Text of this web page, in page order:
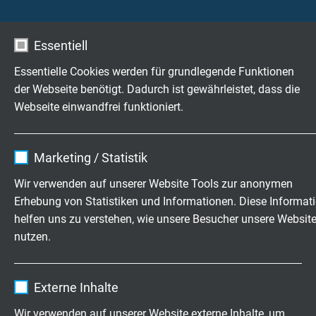
Essentiell
Essentielle Cookies werden für grundlegende Funktionen
der Webseite benötigt. Dadurch ist gewährleistet, dass die
Webseite einwandfrei funktioniert.
Laufzeit 1 Jahr
Marketing / Statistik
Wir verwenden auf unserer Website Tools zur anonymen
Erhebung von Statistiken und Informationen. Diese
helfen uns zu verstehen, wie unsere Besucher unsere Website
nutzen.
Externe Inhalte
Wir verwenden auf unserer Website externe Inhalte, um
Ölbeständigkeit
STECKVERBINDER
Seite 1
Seite 2
Lemo-Buchsenstecker, 6-polig
KONFIGURATIONSBEISPIEL